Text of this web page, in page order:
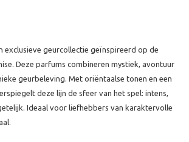
exclusieve geurcollectie geïnspireerd op de
Deze parfums combineren mystiek, avontuur
geurbeleving. Met oriëntaalse tonen en een
deze lijn de sfeer van het spel: intens,
Ideaal voor liefhebbers van karaktervolle